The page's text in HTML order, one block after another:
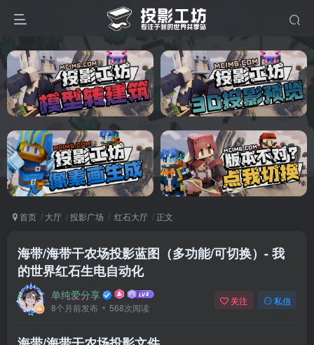
首页 大厅 投影广场 红石大厅 正文
海带/海带干农场投影蓝图（多功能/可切换）- 我
的世界红石生电自动化
单纯爱分享
8个月前发布 568次阅读
关注 私信